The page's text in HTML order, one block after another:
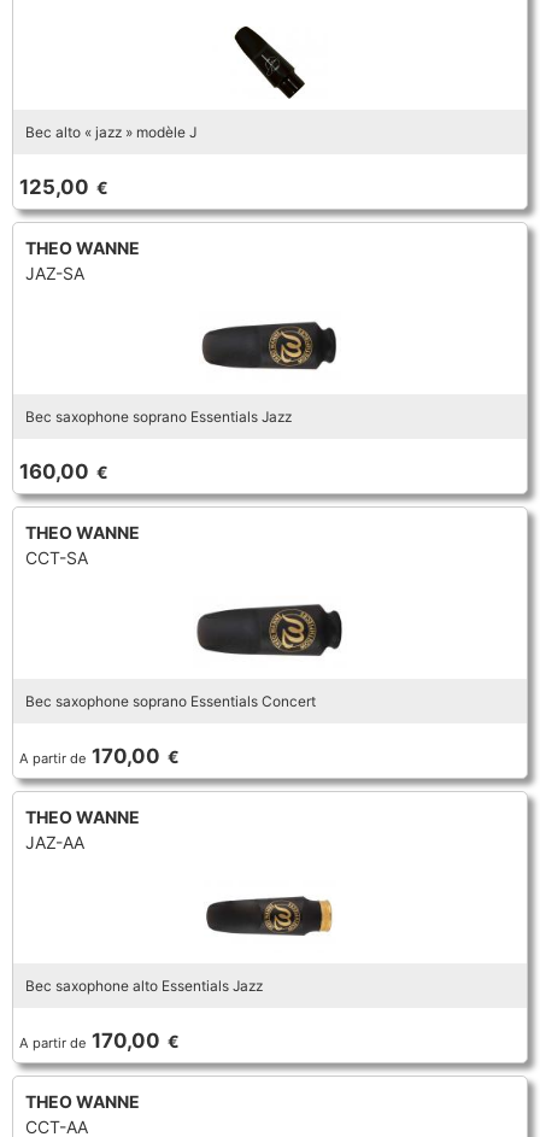
Bec alto « jazz » modèle J
125,00 €
THEO WANNE
JAZ-SA
Bec saxophone soprano Essentials Jazz
160,00 €
THEO WANNE
CCT-SA
Bec saxophone soprano Essentials Concert
A partir de 170,00 €
THEO WANNE
JAZ-AA
Bec saxophone alto Essentials Jazz
A partir de 170,00 €
THEO WANNE
CCT-AA